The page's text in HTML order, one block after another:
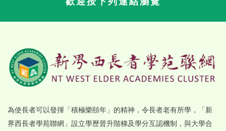
為使長者可以發揮「積極樂頤年」的精神，令長者老有所學，「新
界西長者學苑聯網」設立學歷晉升階梯及學分互認機制，與大學合